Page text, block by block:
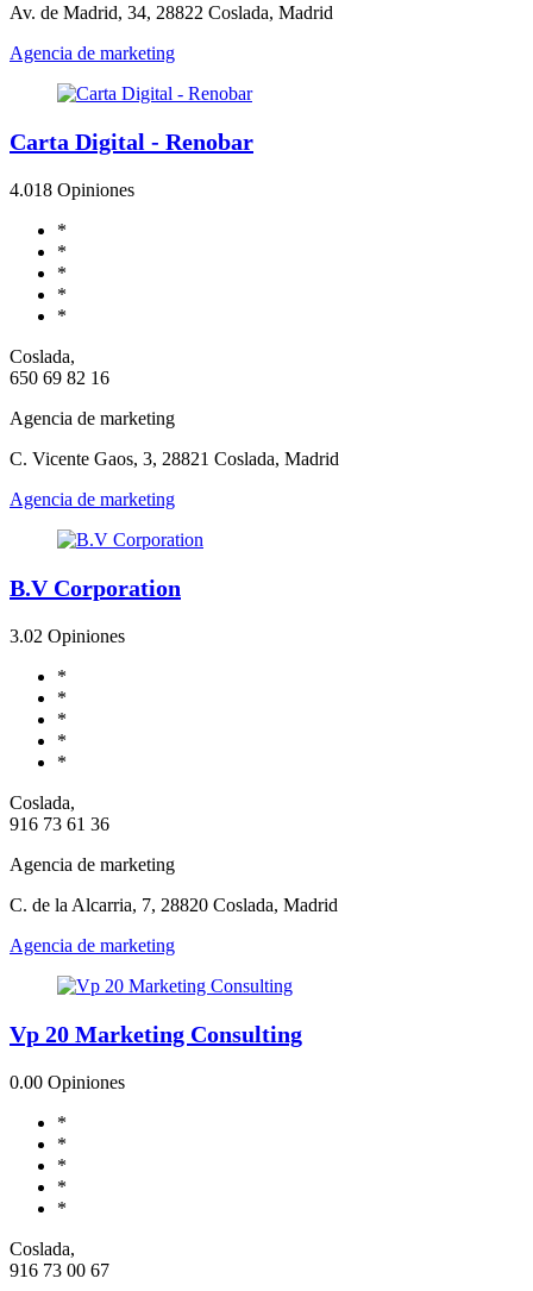
Av. de Madrid, 34, 28822 Coslada, Madrid
Agencia de marketing
Carta Digital - Renobar
4.018 Opiniones
*
*
*
*
*
Coslada,
650 69 82 16
Agencia de marketing
C. Vicente Gaos, 3, 28821 Coslada, Madrid
Agencia de marketing
B.V Corporation
3.02 Opiniones
*
*
*
*
*
Coslada,
916 73 61 36
Agencia de marketing
C. de la Alcarria, 7, 28820 Coslada, Madrid
Agencia de marketing
Vp 20 Marketing Consulting
0.00 Opiniones
*
*
*
*
*
Coslada,
916 73 00 67